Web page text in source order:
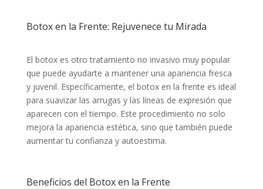
Botox en la Frente: Rejuvenece tu Mirada
El botox es otro tratamiento no invasivo muy popular
que puede ayudarte a mantener una apariencia fresca
y juvenil. Específicamente, el botox en la frente es ideal
para suavizar las arrugas y las líneas de expresión que
aparecen con el tiempo. Este procedimiento no solo
mejora la apariencia estética, sino que también puede
aumentar tu confianza y autoestima.
Beneficios del Botox en la Frente